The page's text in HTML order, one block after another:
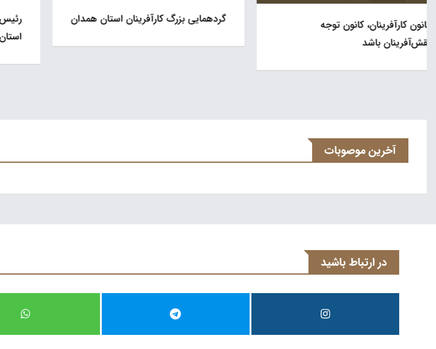
گردهمایی بزرگ کارآفرینان استان همدان
رئیس هیات امنای کانون کارآفرینان
آخرین موصوبات
در ارتباط باشید